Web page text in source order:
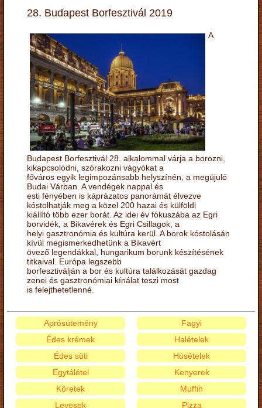
28. Budapest Borfesztivál 2019
A
Budapest Borfesztivál 28. alkalommal várja a borozni,
kikapcsolódni, szórakozni vágyókat a
főváros egyik legimpozánsabb helyszínén, a megújuló
Budai Várban. A vendégek nappal és
esti fényében is káprázatos panorámát élvezve
kóstolhatják meg a közel 200 hazai és külföldi
kiállító több ezer borát. Az idei év fókuszába az Egri
borvidék, a Bikavérek és Egri Csillagok, a
helyi gasztronómia és kultúra kerül. A borok kóstolásán
kívül megismerkedhetünk a Bikavért
övező legendákkal, hungarikum borunk készítésének
titkaival. Európa legszebb
borfesztiválján a bor és kultúra találkozását gazdag
zenei és gasztronómiai kínálat teszi most
is felejthetetlenné.
Aprósütemény
Édes krémek
Édes süti
Egytálétel
Fagyi
Halételek
Húsételek
Kenyerek
Köretek
Levesek
Muffin
Pizza